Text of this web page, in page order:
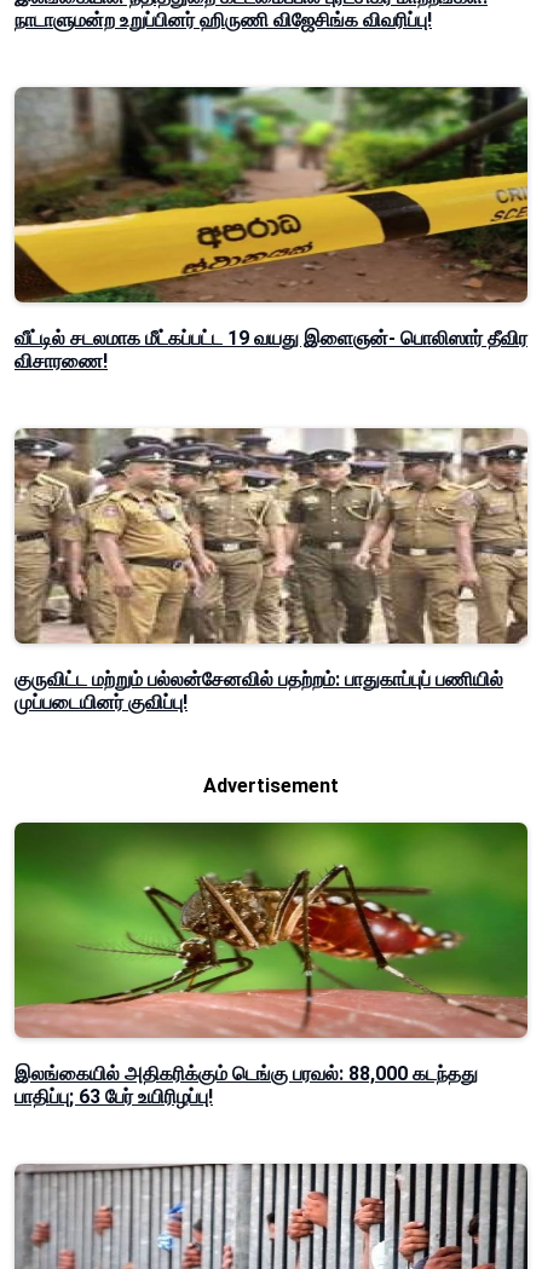
நாடாளுமன்ற உறுப்பினர் ஹிருணி விஜேசிங்க விவரிப்பு!
வீட்டில் சடலமாக மீட்கப்பட்ட 19 வயது இளைஞன்- பொலிஸார் தீவிர
விசாரணை!
குருவிட்ட மற்றும் பல்லன்சேனவில் பதற்றம்: பாதுகாப்புப் பணியில்
முப்படையினர் குவிப்பு!
Advertisement
இலங்கையில் அதிகரிக்கும் டெங்கு பரவல்: 88,000 கடந்தது
பாதிப்பு; 63 பேர் உயிரிழப்பு!